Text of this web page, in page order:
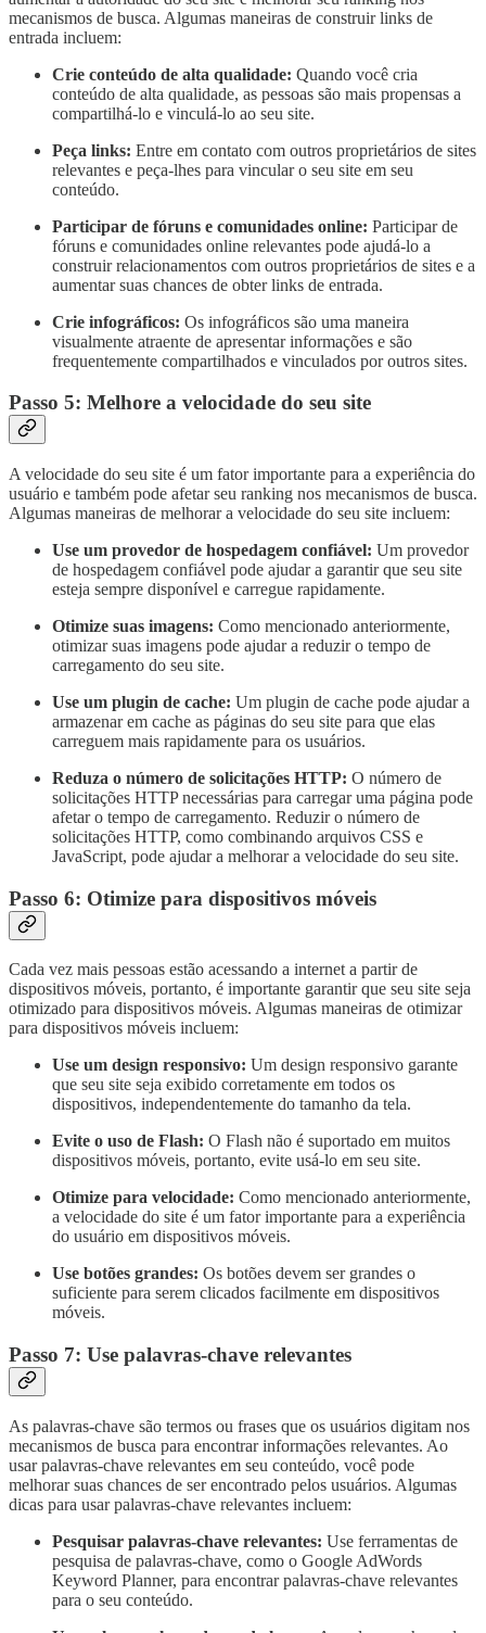
mecanismos de busca. Algumas maneiras de construir links de
entrada incluem:
Crie conteúdo de alta qualidade: Quando você cria
conteúdo de alta qualidade, as pessoas são mais propensas a
compartilhá-lo e vinculá-lo ao seu site.
Peça links: Entre em contato com outros proprietários de sites
relevantes e peça-lhes para vincular o seu site em seu
conteúdo.
Participar de fóruns e comunidades online: Participar de
fóruns e comunidades online relevantes pode ajudá-lo a
construir relacionamentos com outros proprietários de sites e a
aumentar suas chances de obter links de entrada.
Crie infográficos: Os infográficos são uma maneira
visualmente atraente de apresentar informações e são
frequentemente compartilhados e vinculados por outros sites.
Passo 5: Melhore a velocidade do seu site
A velocidade do seu site é um fator importante para a experiência do
usuário e também pode afetar seu ranking nos mecanismos de busca.
Algumas maneiras de melhorar a velocidade do seu site incluem:
Use um provedor de hospedagem confiável: Um provedor
de hospedagem confiável pode ajudar a garantir que seu site
esteja sempre disponível e carregue rapidamente.
Otimize suas imagens: Como mencionado anteriormente,
otimizar suas imagens pode ajudar a reduzir o tempo de
carregamento do seu site.
Use um plugin de cache: Um plugin de cache pode ajudar a
armazenar em cache as páginas do seu site para que elas
carreguem mais rapidamente para os usuários.
Reduza o número de solicitações HTTP: O número de
solicitações HTTP necessárias para carregar uma página pode
afetar o tempo de carregamento. Reduzir o número de
solicitações HTTP, como combinando arquivos CSS e
JavaScript, pode ajudar a melhorar a velocidade do seu site.
Passo 6: Otimize para dispositivos móveis
Cada vez mais pessoas estão acessando a internet a partir de
dispositivos móveis, portanto, é importante garantir que seu site seja
otimizado para dispositivos móveis. Algumas maneiras de otimizar
para dispositivos móveis incluem:
Use um design responsivo: Um design responsivo garante
que seu site seja exibido corretamente em todos os
dispositivos, independentemente do tamanho da tela.
Evite o uso de Flash: O Flash não é suportado em muitos
dispositivos móveis, portanto, evite usá-lo em seu site.
Otimize para velocidade: Como mencionado anteriormente,
a velocidade do site é um fator importante para a experiência
do usuário em dispositivos móveis.
Use botões grandes: Os botões devem ser grandes o
suficiente para serem clicados facilmente em dispositivos
móveis.
Passo 7: Use palavras-chave relevantes
As palavras-chave são termos ou frases que os usuários digitam nos
mecanismos de busca para encontrar informações relevantes. Ao
usar palavras-chave relevantes em seu conteúdo, você pode
melhorar suas chances de ser encontrado pelos usuários. Algumas
dicas para usar palavras-chave relevantes incluem:
Pesquisar palavras-chave relevantes: Use ferramentas de
pesquisa de palavras-chave, como o Google AdWords
Keyword Planner, para encontrar palavras-chave relevantes
para o seu conteúdo.